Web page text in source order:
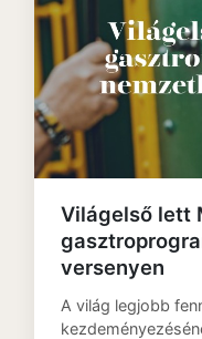
Világelső lett
versenyen
A világ legjobb